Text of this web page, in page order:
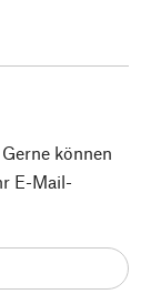
können
E-Mail-